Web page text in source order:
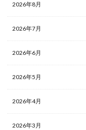
2026年8月
2026年7月
2026年6月
2026年5月
2026年4月
2026年3月